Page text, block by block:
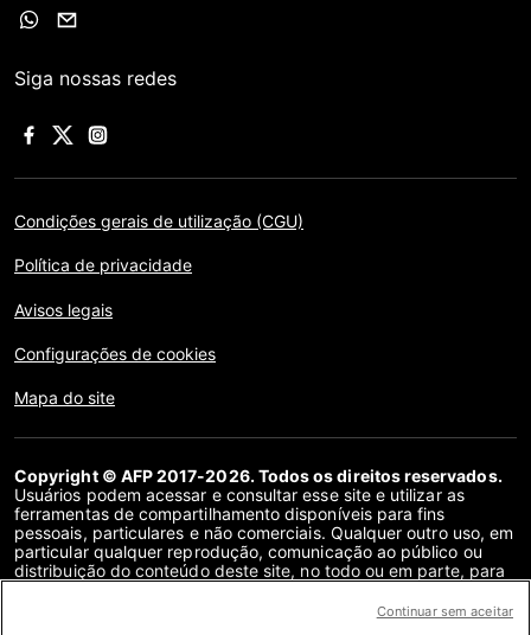
Siga nossas redes
Condições gerais de utilização (CGU)
Política de privacidade
Avisos legais
Configurações de cookies
Mapa do site
Copyright © AFP 2017-2026. Todos os direitos reservados.
Usuários podem acessar e consultar esse site e utilizar as
ferramentas de compartilhamento disponíveis para fins
pessoais, particulares e não comerciais. Qualquer outro uso, em
particular qualquer reprodução, comunicação ao público ou
distribuição do conteúdo deste site, no todo ou em parte, para
contrato de licença específico assinado com a AFP, éContinuar sem aceitar